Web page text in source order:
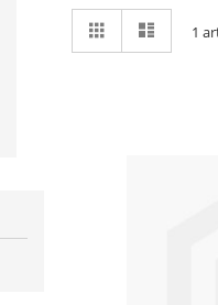
como
Cuadrícula 1